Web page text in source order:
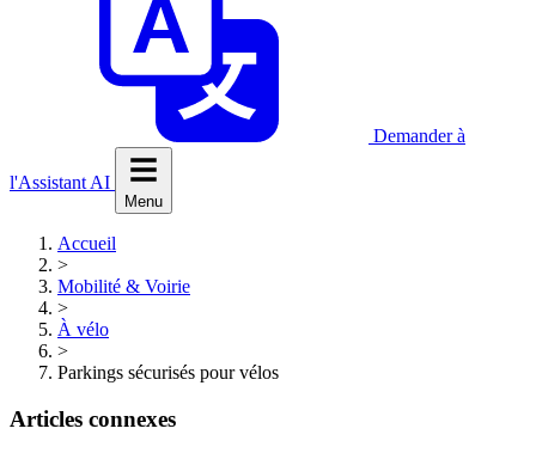
Demander à
l'Assistant AI
Menu
Accueil
>
Mobilité & Voirie
>
À vélo
>
Parkings sécurisés pour vélos
Articles connexes